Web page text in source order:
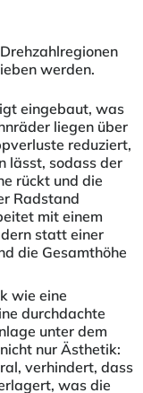
werden.
eingebaut, was
liegen über
reduziert,
lässt, sodass der
rückt und die
Radstand
mit einem
statt einer
die Gesamthöhe
wie eine
durchdachte
unter dem
nur Ästhetik:
verhindert, dass
was die